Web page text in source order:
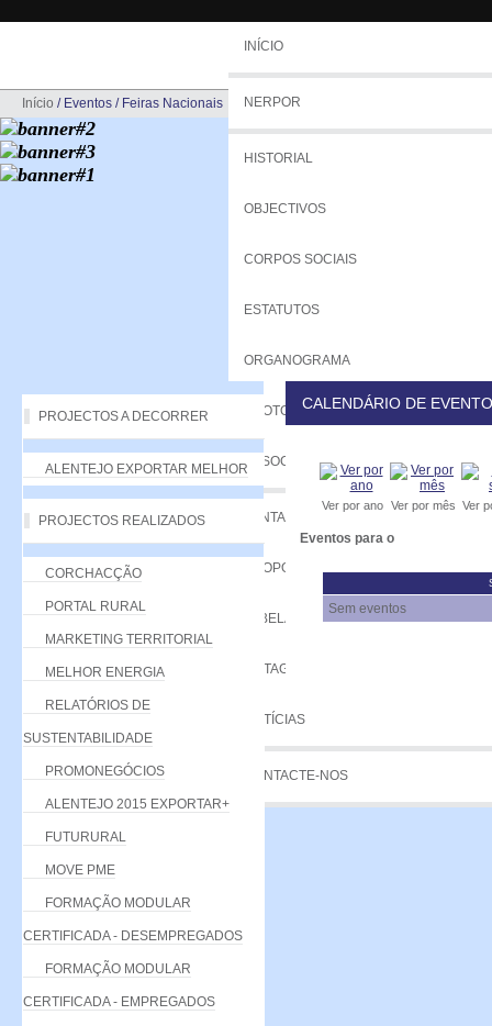
INÍCIO
NERPOR
HISTORIAL
OBJECTIVOS
CORPOS SOCIAIS
ESTATUTOS
ORGANOGRAMA
PROTOCOLOS
ASSOCIADOS
VANTAGENS
PROPOSTA
TABELA DE QUOTAS
LISTAGEM
NOTÍCIAS
CONTACTE-NOS
Início / Eventos / Feiras Nacionais
PROJECTOS A DECORRER
ALENTEJO EXPORTAR MELHOR
PROJECTOS REALIZADOS
CORCHACÇÃO
PORTAL RURAL
MARKETING TERRITORIAL
MELHOR ENERGIA
RELATÓRIOS DE
SUSTENTABILIDADE
PROMONEGÓCIOS
ALENTEJO 2015 EXPORTAR+
FUTURURAL
MOVE PME
FORMAÇÃO MODULAR
CERTIFICADA - DESEMPREGADOS
FORMAÇÃO MODULAR
CERTIFICADA - EMPREGADOS
CALENDÁRIO DE
Ver por ano Ver por mês Ver
Eventos para o
Sem eventos